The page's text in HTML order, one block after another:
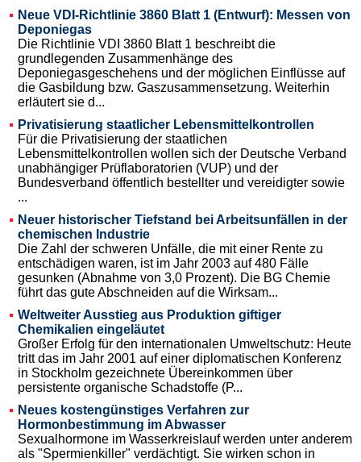
Neue VDI-Richtlinie 3860 Blatt 1 (Entwurf): Messen von
Deponiegas
Die Richtlinie VDI 3860 Blatt 1 beschreibt die
grundlegenden Zusammenhänge des
Deponiegasgeschehens und der möglichen Einflüsse auf
die Gasbildung bzw. Gaszusammensetzung. Weiterhin
erläutert sie d...
Privatisierung staatlicher Lebensmittelkontrollen
Für die Privatisierung der staatlichen
Lebensmittelkontrollen wollen sich der Deutsche Verband
unabhängiger Prüflaboratorien (VUP) und der
Bundesverband öffentlich bestellter und vereidigter sowie
...
Neuer historischer Tiefstand bei Arbeitsunfällen in der
chemischen Industrie
Die Zahl der schweren Unfälle, die mit einer Rente zu
entschädigen waren, ist im Jahr 2003 auf 480 Fälle
gesunken (Abnahme von 3,0 Prozent). Die BG Chemie
führt das gute Abschneiden auf die Wirksam...
Weltweiter Ausstieg aus Produktion giftiger
Chemikalien eingeläutet
Großer Erfolg für den internationalen Umweltschutz: Heute
tritt das im Jahr 2001 auf einer diplomatischen Konferenz
in Stockholm gezeichnete Übereinkommen über
persistente organische Schadstoffe (P...
Neues kostengünstiges Verfahren zur
Hormonbestimmung im Abwasser
Sexualhormone im Wasserkreislauf werden unter anderem
als "Spermienkiller" verdächtigt. Sie wirken schon in